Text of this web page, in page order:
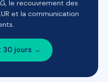
le recouvrement des
et la communication
30 jours →